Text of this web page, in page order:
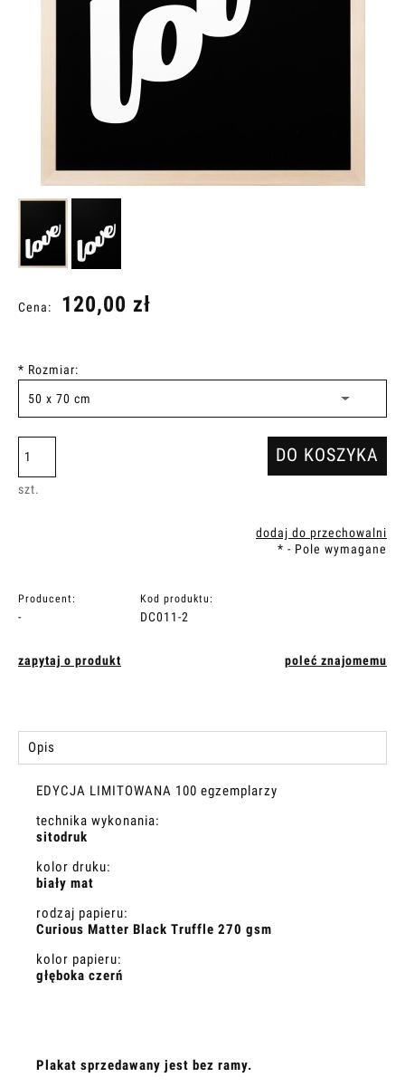
Cena: 120,00 zł
* Rozmiar:
szt.
DO KOSZYKA
dodaj do przechowalni
* - Pole wymagane
Producent:
-
Kod produktu:
DC011-2
zapytaj o produkt poleć znajomemu
Opis
EDYCJA LIMITOWANA 100 egzemplarzy
technika wykonania:
sitodruk
kolor druku:
biały mat
rodzaj papieru:
Curious Matter Black Truffle 270 gsm
kolor papieru:
głęboka czerń
Plakat sprzedawany jest bez ramy.